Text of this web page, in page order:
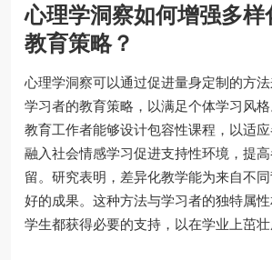
心理学洞察如何增强多样
教育策略？
心理学洞察可以通过促进量身定制的方
学习者的教育策略，以满足个体学习风
教育工作者能够设计包容性课程，以适应
融入社会情感学习促进支持性环境，提
留。研究表明，差异化教学能为来自不
好的成果。这种方法与学习者的独特属
学生都获得必要的支持，以在学业上茁壮